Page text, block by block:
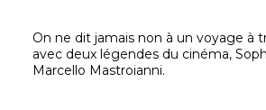
On ne dit jamais non à un voyage à
avec deux légendes du cinéma,
Marcello Mastroianni.